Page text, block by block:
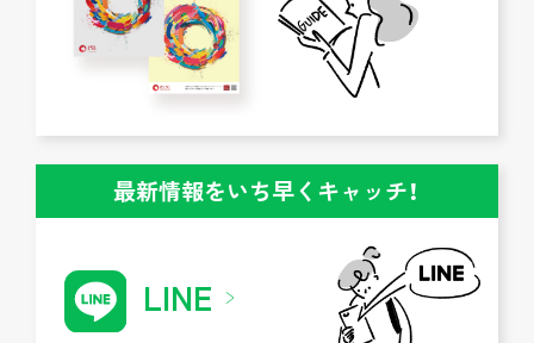
最新情報をいち早くキャッチ！
LINE